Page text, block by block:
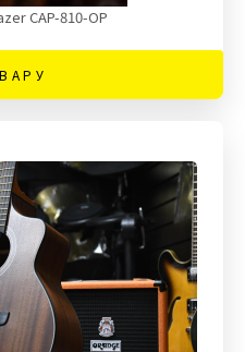
CAP-810-OP